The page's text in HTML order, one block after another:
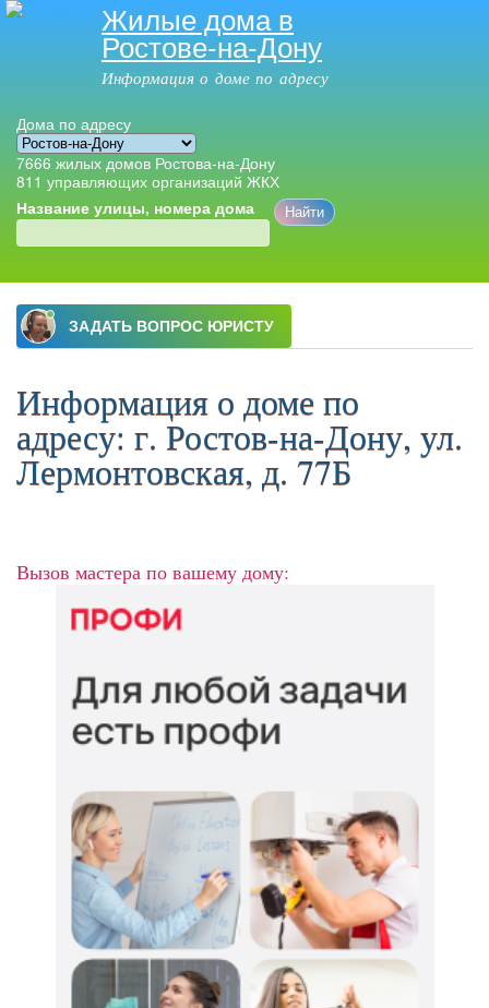
Перейти к
основному
содержанию
Жилые дома в
Ростове-на-Дону
Информация о доме по адресу
Дома по адресу
7666 жилых домов Ростова-на-Дону
811 управляющих организаций ЖКХ
Название улицы, номера дома
Главное меню
Информация о доме по
адресу: г. Ростов-на-Дону, ул.
Лермонтовская, д. 77Б
Вызов мастера по вашему дому: